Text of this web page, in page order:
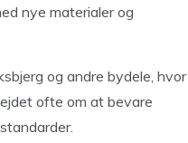
nye materialer og
og andre bydele, hvor
ofte om at bevare